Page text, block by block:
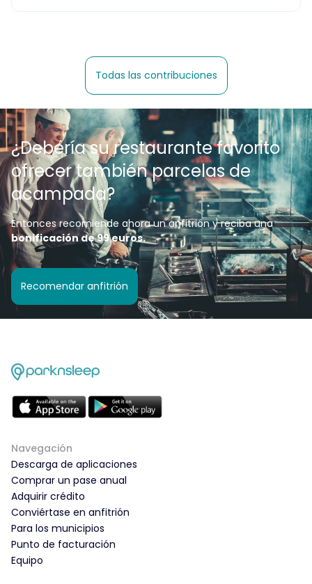
Todas las contribuciones
¿Debería su restaurante favorito
ofrecer también parcelas de
acampada?
Entonces recomiende ahora un anfitrión y reciba una
bonificación de 99 euros.
Recomendar anfitrión
Navegación
Descarga de aplicaciones
Comprar un pase anual
Adquirir crédito
Conviértase en anfitrión
Para los municipios
Punto de facturación
Equipo